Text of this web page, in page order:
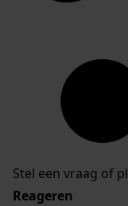
Stel een vraag of
Reageren